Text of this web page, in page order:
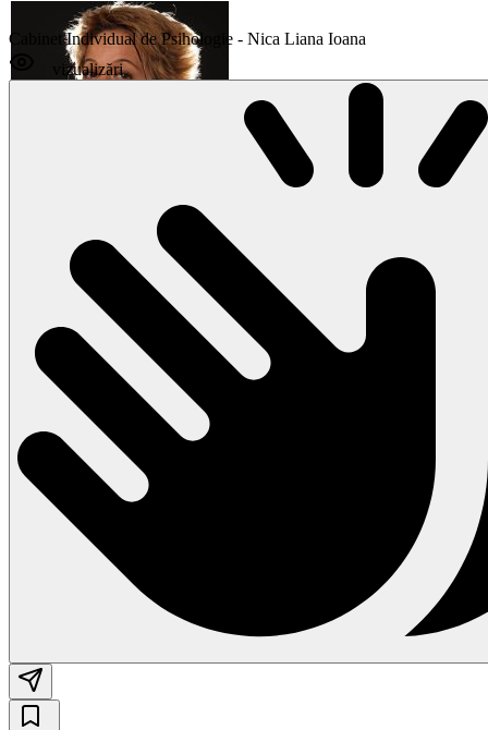
Cabinet Individual de Psihologie - Nica Liana Ioana
vizualizări